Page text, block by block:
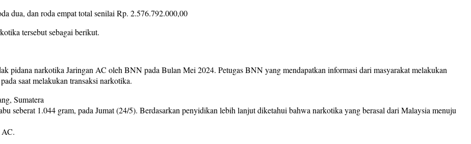
dua, dan roda empat total senilai Rp. 2.576.792.000,00
tersebut sebagai berikut.
pidana narkotika Jaringan AC oleh BNN pada Bulan Mei 2024. Petugas BNN yang mendapatkan informasi dari masyarakat melakukan
saat melakukan transaksi narkotika.
Sumatera
seberat 1.044 gram, pada Jumat (24/5). Berdasarkan penyidikan lebih lanjut diketahui bahwa narkotika yang berasal dari Malaysia menuju
AC.